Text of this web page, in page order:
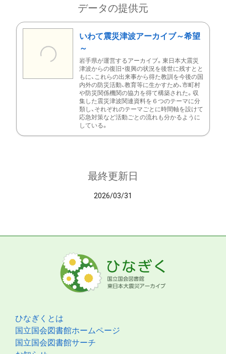
データの提供元
いわて震災津波アーカイブ～希望
～
岩手県が運営するアーカイブ。東日本大震災
津波からの復旧・復興の状況を後世に残すとと
もに、これらの出来事から得た教訓を今後の国
内外の防災活動、教育等に生かすため、市町村
や防災関係機関の協力を得て構築された。収
集した震災津波関連資料を６つのテーマに分
類し、それぞれのテーマごとに時間軸を設けて
応急対策など活動ごとの流れも分かるように
している。
最終更新日
2026/03/31
ひなぎくとは
国立国会図書館ホームページ
国立国会図書館サーチ